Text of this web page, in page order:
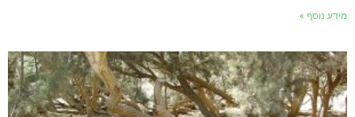
מידע נוסף »